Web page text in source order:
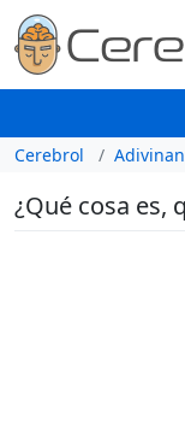
Cerebrol
¿Qué cosa es,